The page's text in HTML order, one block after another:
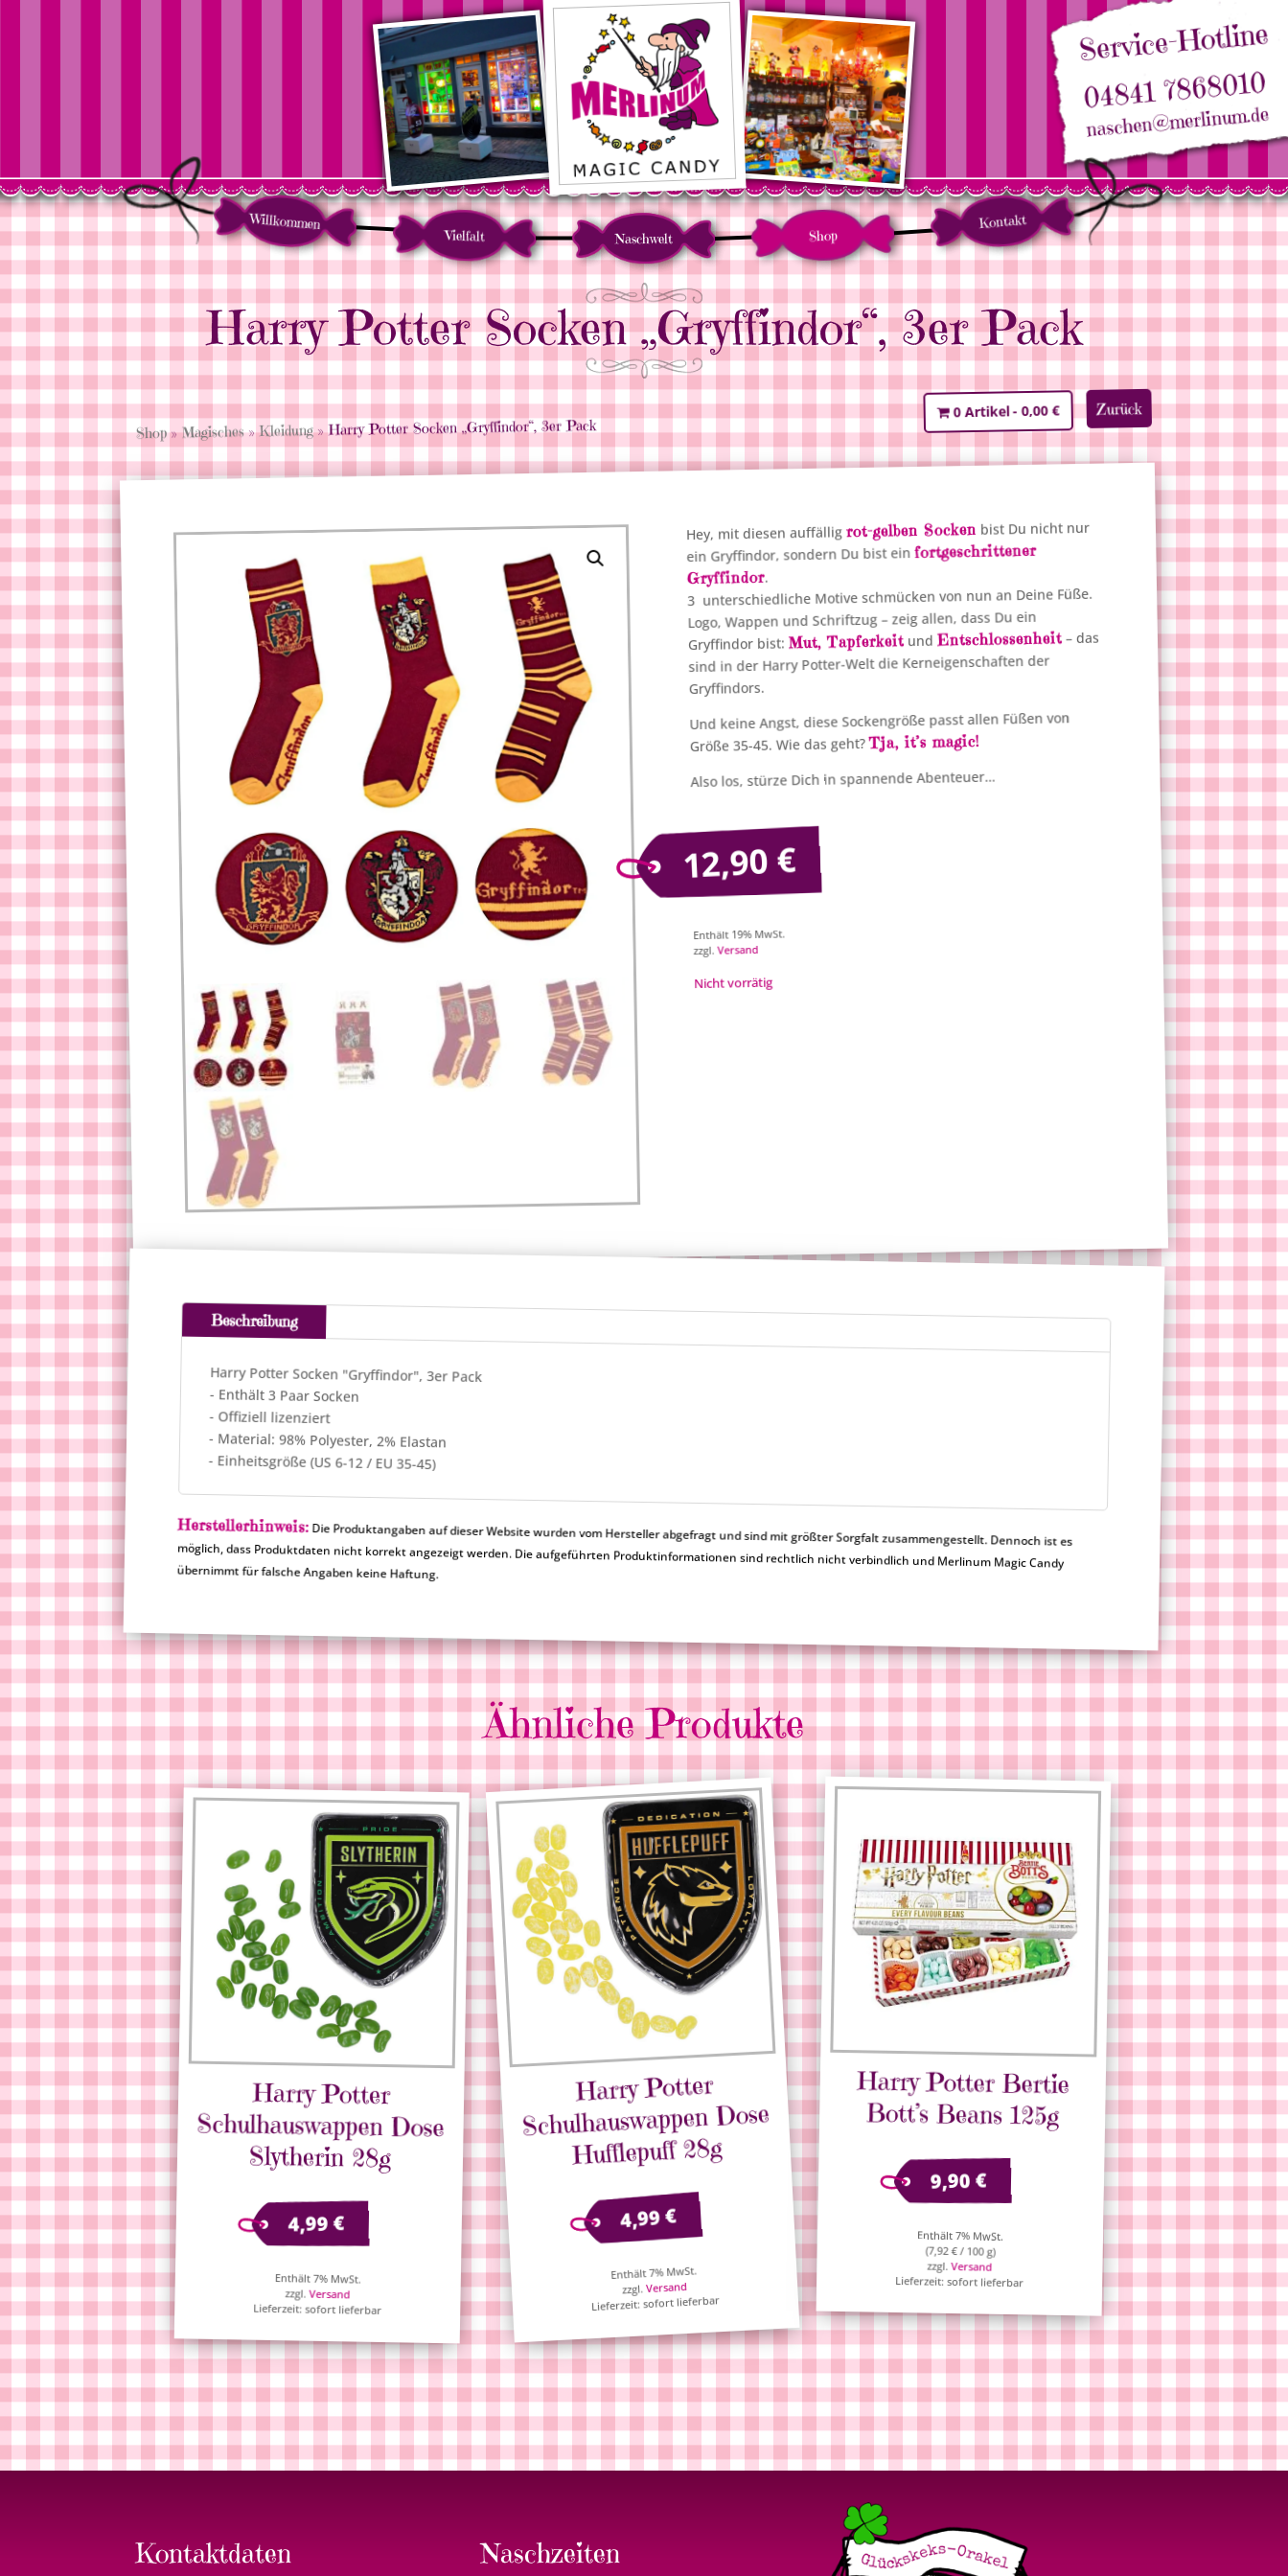
Service-Hotline
04841 7868010
naschen@merlinum.de
Willkommen
Vielfalt Naschwelt Shop
Kontakt
Harry Potter Socken „Gryffindor“, 3er Pack
Shop»Magisches»Kleidung» Harry Potter Socken „Gryffindor“, 3er Pack
Zurück
0 Artikel 0,00 €
Hey, mit diesen auffälligrot-gelben Socken bist Du nicht nur
ein Gryffindor, sondern Du bist einfortgeschrittener
Gryffindor.
3 unterschiedliche Motive schmücken von nun an Deine Füße.
Logo, Wappen und Schriftzug – zeig allen, dass Du ein
Gryffindor bist:Mut, TapferkeitundEntschlossenheit– das
sind in der Harry Potter-Welt die Kerneigenschaften der
Gryffindors.
Und keine Angst, diese Sockengröße passt allen Füßen von
Größe 35-45. Wie das geht?Tja, it’s magic!
Also los, stürze Dich in spannende Abenteuer…
12,90€
Enthält 19% MwSt.
zzgl.Versand
Nicht vorrätig
Beschreibung
Harry Potter Socken "Gryffindor", 3er Pack
- Enthält 3 Paar Socken
- Offiziell lizenziert
- Material: 98% Polyester, 2% Elastan
- Einheitsgröße (US 6-12 / EU 35-45)
Herstellerhinweis:Die Produktangaben auf dieser Website wurden vom Hersteller abgefragt und sind mit größter Sorgfalt zusammengestellt. Dennoch ist es
möglich, dass Produktdaten nicht korrekt angezeigt werden. Die aufgeführten Produktinformationen sind rechtlich nicht verbindlich und Merlinum Magic Candy
übernimmt für falsche Angaben keine Haftung.
Ähnliche Produkte
Harry Potter
Schulhauswappen Dose
Slytherin 28g
4,99€
Enthält 7% MwSt.
zzgl.Versand
Lieferzeit: sofort lieferbar
Harry Potter
Schulhauswappen Dose
Hufflepuff 28g
4,99€
Enthält 7% MwSt.
zzgl.Versand
Lieferzeit: sofort lieferbar
Harry Potter Bertie
Bott’s Beans 125g
9,90€
Enthält 7% MwSt.
(7,92€/ 100 g)
zzgl.Versand
Lieferzeit: sofort lieferbar
Kontaktdaten Naschzeiten